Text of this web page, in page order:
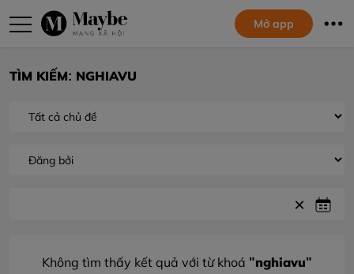
Mở app
TÌM KIẾM: NGHIAVU
Không tìm thấy kết quả với từ khoá "nghiavu"